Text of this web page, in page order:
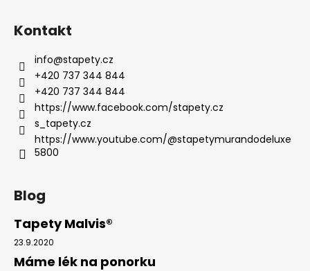
Kontakt
info@stapety.cz
+420 737 344 844
+420 737 344 844
https://www.facebook.com/stapety.cz
s_tapety.cz
https://www.youtube.com/@stapetymurandodeluxe
5800
Blog
Tapety Malvis®
23.9.2020
Máme lék na ponorku